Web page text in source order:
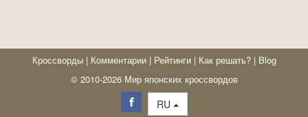
Кроссворды | Комментарии | Рейтинги | Как решать? | Blog
© 2010-2026 Мир японских кроссвордов
RU